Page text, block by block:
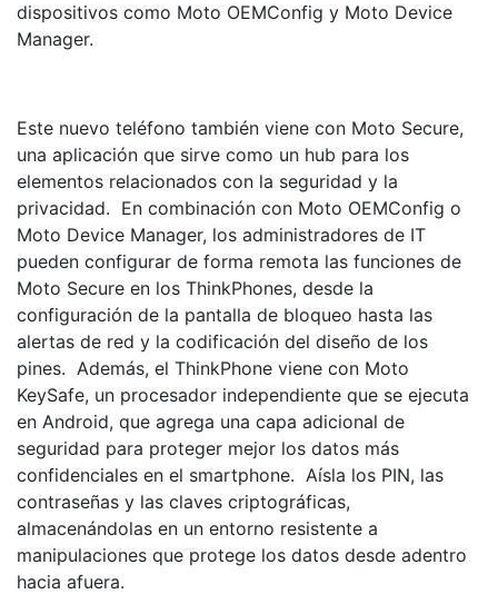
dispositivos como Moto OEMConfig y Moto Device
Manager.
Este nuevo teléfono también viene con Moto Secure,
una aplicación que sirve como un hub para los
elementos relacionados con la seguridad y la
privacidad. En combinación con Moto OEMConfig o
Moto Device Manager, los administradores de IT
pueden configurar de forma remota las funciones de
Moto Secure en los ThinkPhones, desde la
configuración de la pantalla de bloqueo hasta las
alertas de red y la codificación del diseño de los
pines. Además, el ThinkPhone viene con Moto
KeySafe, un procesador independiente que se ejecuta
en Android, que agrega una capa adicional de
seguridad para proteger mejor los datos más
confidenciales en el smartphone. Aísla los PIN, las
contraseñas y las claves criptográficas,
almacenándolas en un entorno resistente a
manipulaciones que protege los datos desde adentro
hacia afuera.